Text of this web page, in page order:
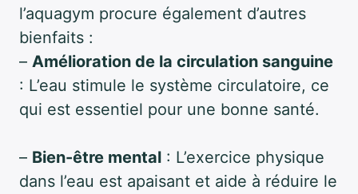
l’aquagym procure également d’autres
bienfaits :
– Amélioration de la circulation sanguine
: L’eau stimule le système circulatoire, ce
qui est essentiel pour une bonne santé.
– Bien-être mental : L’exercice physique
dans l’eau est apaisant et aide à réduire le